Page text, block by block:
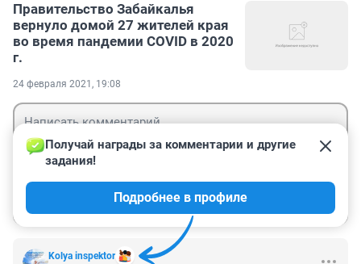
Правительство Забайкалья
вернуло домой 27 жителей края
во время пандемии COVID в 2020
г.
24 февраля 2021, 19:08
Kolya inspektor
Получай награды за комментарии и другие
задания!
Подробнее в профиле